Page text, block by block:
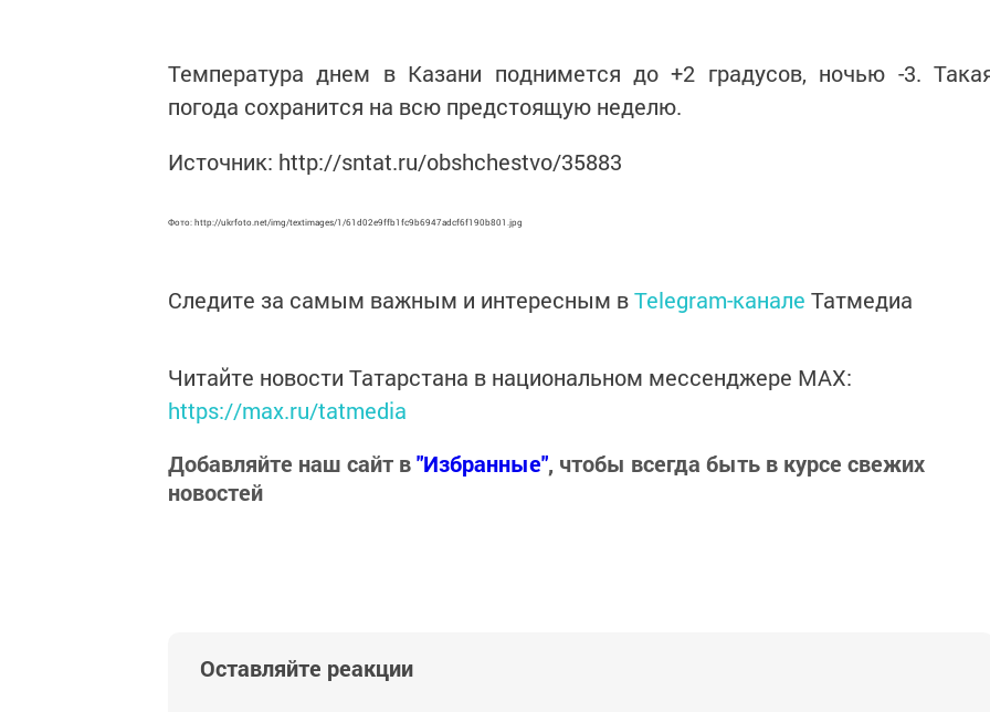
Температура днем в Казани поднимется до +2 градусов, ночью -3.
погода сохранится на всю предстоящую неделю.
Источник: http://sntat.ru/obshchestvo/35883
Фото: http://ukrfoto.net/img/textimages/1/61d02e9ffb1fc9b6947adcf6f190b801.jpg
Следите за самым важным и интересным вTelegram-канале Татмедиа
Читайте новости Татарстана в национальном мессенджере MАХ:
https://max.ru/tatmedia
Добавляйте наш сайт в"Избранные", чтобы всегда быть в курсе свежих
новостей
Оставляйте реакции